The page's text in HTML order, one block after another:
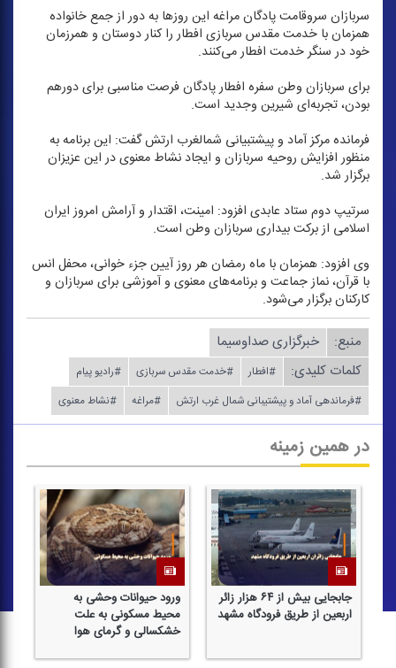
سربازان سروقامت پادگان مراغه این روز‌ها به دور از جمع خانواده
همزمان با خدمت مقدس سربازی افطار را كنار دوستان و همرزمان
خود در سنگر خدمت افطار می‌كنند.
برای سربازان وطن سفره افطار پادگان فرصت مناسبی برای دورهم
بودن، تجربه‌ای شیرین وجدید است.
فرمانده مركز آماد و پیشتبیانی شمالغرب ارتش گفت: این برنامه به
منظور افزایش روحیه سربازان و ایجاد نشاط معنوی در این عزیزان
برگزار شد.
سرتیپ دوم ستاد عابدی افزود: امینت، اقتدار و آرامش امروز ایران
اسلامی از بركت بیداری سربازان وطن است.
وی افزود: همزمان با ماه رمضان هر روز آیین جزء خوانی، محفل انس
با قرآن، نماز جماعت و برنامه‌های معنوی و آموزشی برای سربازان و
كاركنان برگزار می‌شود.
منبع:
خبرگزاری صداوسیما
کلمات کلیدی:
#افطار #خدمت مقدس سربازی
#رادیو پیام
#فرماندهی آماد و پیشتیبانی شمال غرب ارتش
#مراغه #نشاط معنوی
در همین زمینه
جابجایی بیش از ۶۴ هزار زائر
از طریق فرودگاه مشهد
ورود حیوانات وحشی به
محیط مسكونی به علت
خشكسالی و گرمای هوا
خورشیدی تا